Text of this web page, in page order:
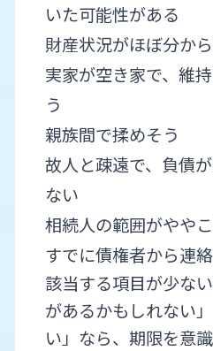
いた可能性がある
財産状況がほぼ分か
実家が空き家で、維
う
親族間で揉めそう
故人と疎遠で、負債
ない
相続人の範囲がやや
すでに債権者から連
該当する項目が少な
があるかもしれない
い」なら、期限を意